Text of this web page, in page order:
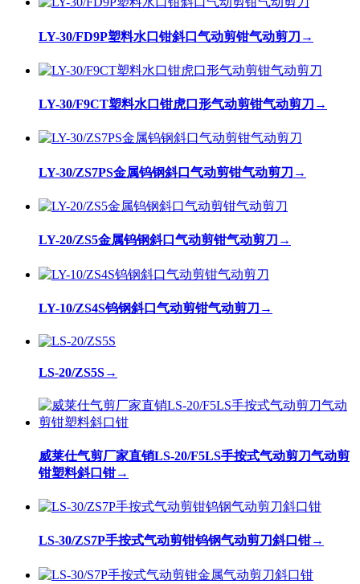
LY-30/FD9P塑料水口钳斜口气动剪钳气动剪刀 →
LY-30/F9CT塑料水口钳虎口形气动剪钳气动剪刀 →
LY-30/ZS7PS金属钨钢斜口气动剪钳气动剪刀 →
LY-20/ZS5金属钨钢斜口气动剪钳气动剪刀 →
LY-10/ZS4S钨钢斜口气动剪钳气动剪刀 →
LS-20/ZS5S→
威莱仕气剪厂家直销LS-20/F5LS手按式气动剪刀气动剪
钳塑料斜口钳→
LS-30/ZS7P手按式气动剪钳钨钢气动剪刀斜口钳→